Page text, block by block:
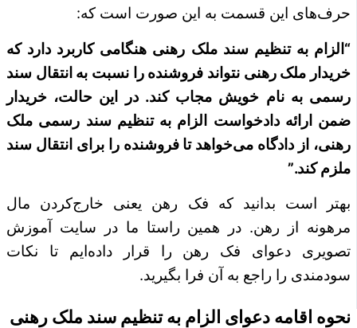
حرف‌های این قسمت به این صورت است که:
“الزام به تنظیم سند ملک رهنی هنگامی کاربرد دارد که
خریدار ملک رهنی نتواند فروشنده را نسبت به انتقال سند
رسمی به نام خویش مجاب کند. در این حالت، خریدار
ضمن ارائه دادخواست الزام به تنظیم سند رسمی ملک
رهنی، از دادگاه می‌خواهد تا فروشنده را برای انتقال سند
ملزم کند.”
بهتر است بدانید که فک رهن یعنی خارج‌کردن مال
مرهونه از رهن. در همین راستا ما در سایت آموزش
تصویری دعوای فک رهن را قرار داده‌ایم تا نکات
سودمندی را راجع به آن فرا بگیرید.
نحوه اقامه دعوای الزام به تنظیم سند ملک رهنی